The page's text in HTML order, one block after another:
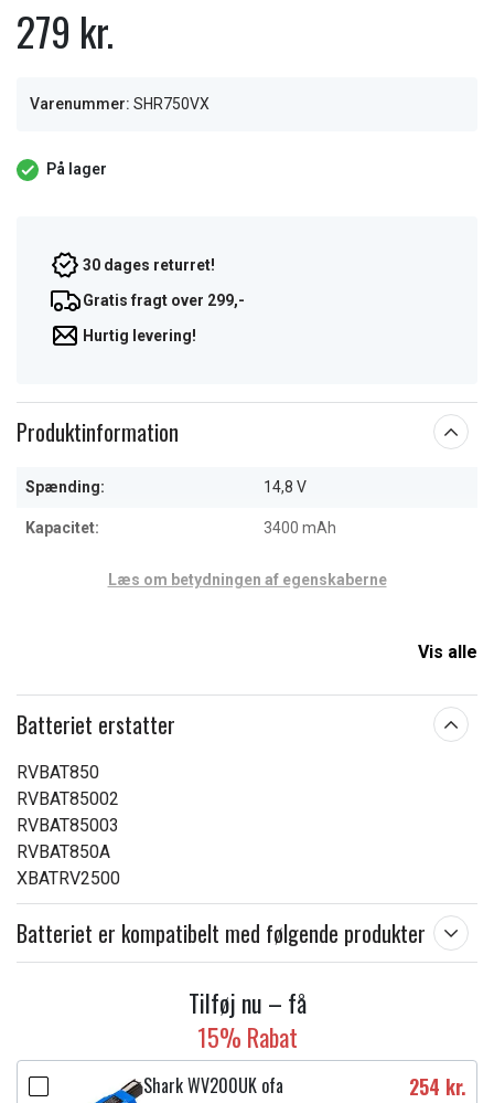
279 kr.
Varenummer: SHR750VX
På lager
30 dages returret!
Gratis fragt over 299,-
Hurtig levering!
Produktinformation
Spænding: 14,8 V
Kapacitet: 3400 mAh
Læs om betydningen af egenskaberne
Vis alle
Batteriet erstatter
RVBAT850
RVBAT85002
RVBAT85003
RVBAT850A
XBATRV2500
Batteriet er kompatibelt med følgende produkter
Tilføj nu – få
15% Rabat
Shark WV200UK ofa 254 kr.